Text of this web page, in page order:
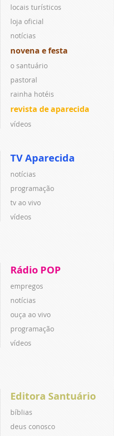
locais turísticos
loja oficial
notícias
novena e festa
o santuário
pastoral
rainha hotéis
revista de aparecida
vídeos
TV Aparecida
notícias
programação
tv ao vivo
vídeos
Rádio POP
empregos
notícias
ouça ao vivo
programação
vídeos
Editora Santuário
bíblias
deus conosco